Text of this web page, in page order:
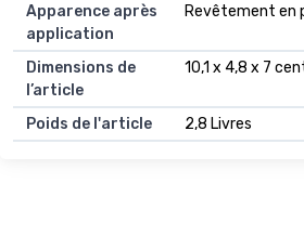
Apparence après
application
Revêtement en
Dimensions de
l’article
10,1 x 4,8 x 7
Poids de l'article 2,8 Livres